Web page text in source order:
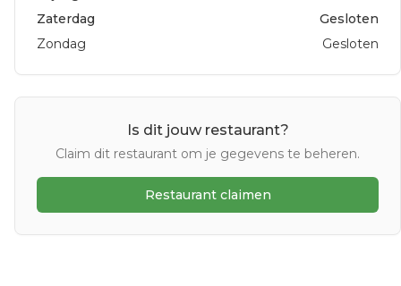
Zaterdag
Gesloten
Zondag
Gesloten
Is dit jouw restaurant?
Claim dit restaurant om je gegevens te beheren.
Restaurant claimen